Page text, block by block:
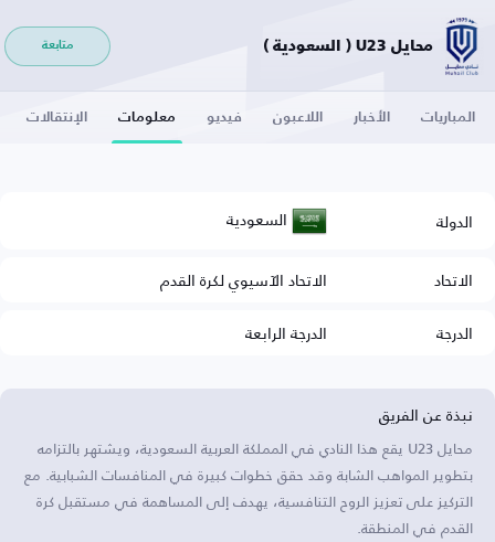
محايل U23 ( السعودية ) متابعة
المباريات الأخبار اللاعبون فيديو معلومات الإنتقالات
الدولة السعودية
الاتحاد
الاتحاد الآسيوي لكرة القدم
الدرجة
الدرجة الرابعة
نبذة عن الفريق
محايل U23 يقع هذا النادي في المملكة العربية السعودية، ويشتهر بالتزامه
بتطوير المواهب الشابة وقد حقق خطوات كبيرة في المنافسات الشبابية. مع
التركيز على تعزيز الروح التنافسية، يهدف إلى المساهمة في مستقبل كرة
القدم في المنطقة.